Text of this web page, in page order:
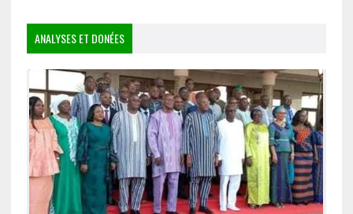
ANALYSES ET DONÉES